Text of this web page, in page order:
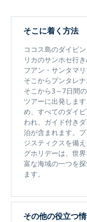
そこに着く方法
ココス島のダイビ
リカのサンホセ行き
フアン・サンタマリ
そこからプンタレ
そこから3～7日間
ツアーに出発しま
め、すべてのダイ
われ、ガイド付き
泊が含まれます。
ジスティクスを備え
グホリデーは、世
富な海域の一つを
ます。
その他の役立つ